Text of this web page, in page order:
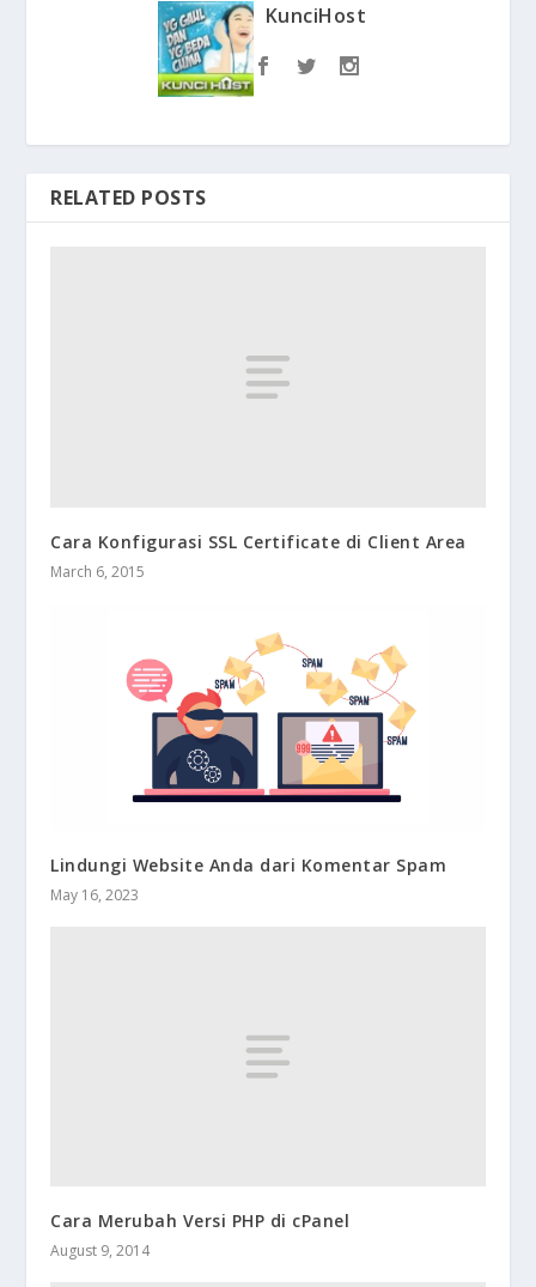
KunciHost
RELATED POSTS
Cara Konfigurasi SSL Certificate di Client Area
March 6, 2015
Lindungi Website Anda dari Komentar Spam
May 16, 2023
Cara Merubah Versi PHP di cPanel
August 9, 2014